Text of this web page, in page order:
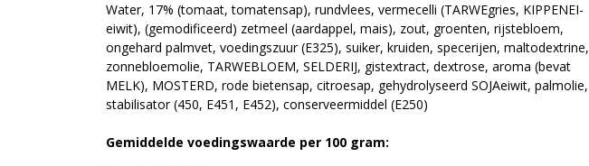
Water, 17% (tomaat, tomatensap), rundvlees, vermecelli (TARWEgries, KIPPENEI-
eiwit), (gemodificeerd) zetmeel (aardappel, mais), zout, groenten, rijstebloem,
ongehard palmvet, voedingszuur (E325), suiker, kruiden, specerijen, maltodextrine,
zonnebloemolie, TARWEBLOEM, SELDERIJ, gistextract, dextrose, aroma (bevat
MELK), MOSTERD, rode bietensap, citroesap, gehydrolyseerd SOJAeiwit, palmolie,
stabilisator (450, E451, E452), conserveermiddel (E250)
Gemiddelde voedingswaarde per 100 gram: